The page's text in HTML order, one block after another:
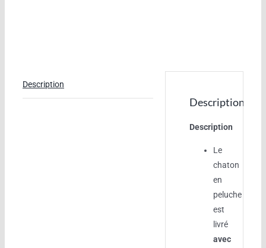
Description
Description
Description
Le
chaton
en
peluche
est
livré
avec